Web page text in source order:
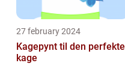
27 february 2024
Kagepynt til den perfekte
kage